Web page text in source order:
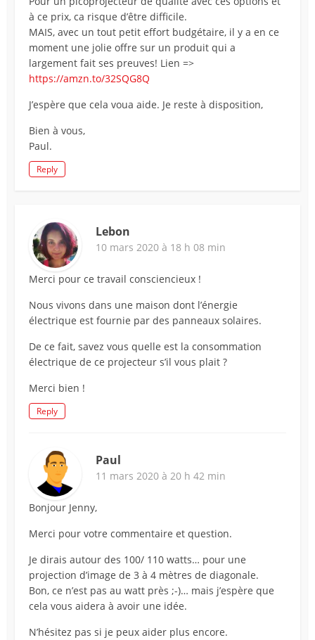
à ce prix, ca risque d’être difficile.
MAIS, avec un tout petit effort budgétaire, il y a en ce
moment une jolie offre sur un produit qui a
largement fait ses preuves! Lien =>
https://amzn.to/32SQG8Q
J’espère que cela voua aide. Je reste à disposition,
Bien à vous,
Paul.
Reply
Lebon
10 mars 2020 à 18 h 08 min
Merci pour ce travail consciencieux !
Nous vivons dans une maison dont l’énergie
électrique est fournie par des panneaux solaires.
De ce fait, savez vous quelle est la consommation
électrique de ce projecteur s’il vous plait ?
Merci bien !
Reply
Paul
11 mars 2020 à 20 h 42 min
Bonjour Jenny,
Merci pour votre commentaire et question.
Je dirais autour des 100/ 110 watts… pour une
projection d’image de 3 à 4 mètres de diagonale.
Bon, ce n’est pas au watt près ;-)… mais j’espère que
cela vous aidera à avoir une idée.
N’hésitez pas si je peux aider plus encore.